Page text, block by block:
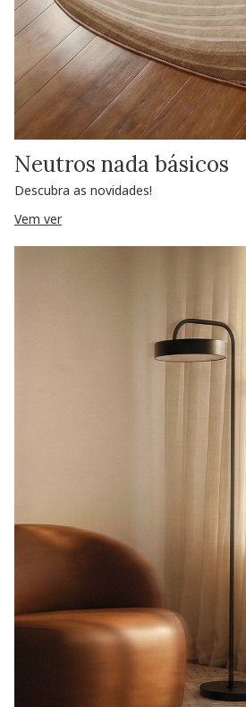
Neutros nada básicos
Descubra as novidades!
Vem ver